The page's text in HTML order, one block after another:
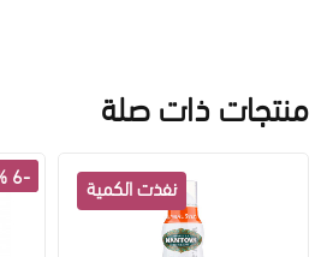
منتجات ذات صلة
-6 %